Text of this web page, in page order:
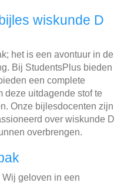
wiskunde D
het is een avontuur in de
Bij StudentsPlus bieden
een complete
deze uitdagende stof te
Onze bijlesdocenten zijn
over wiskunde D
overbrengen.
geloven in een